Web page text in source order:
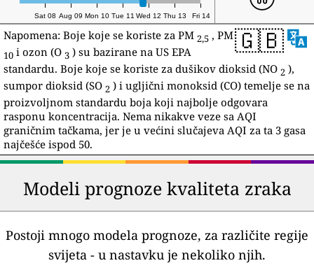
Sat 08 Aug 09 Mon 10 Tue 11 Wed 12 Thu 13 Fri 14
🇬🇧
Napomena: Boje koje se koriste za PM 2,5 , PM
10 i ozon (O 3 ) su bazirane na US EPA
standardu. Boje koje se koriste za dušikov dioksid (NO 2 ),
sumpor dioksid (SO 2 ) i ugljični monoksid (CO) temelje se na
proizvoljnom standardu boja koji najbolje odgovara
rasponu koncentracija. Nema nikakve veze sa AQI
graničnim tačkama, jer je u većini slučajeva AQI za ta 3 gasa
najčešće ispod 50.
Modeli prognoze kvaliteta zraka
Postoji mnogo modela prognoze, za različite regije
svijeta - u nastavku je nekoliko njih.